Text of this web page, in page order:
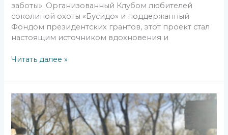
заботы». Организованный Клубом любителей
соколиной охоты «Бусидо» и поддержанный
Фондом президентских грантов, этот проект стал
настоящим источником вдохновения и
Читать далее »
Перелётные
учителя
заботы:
уроки,